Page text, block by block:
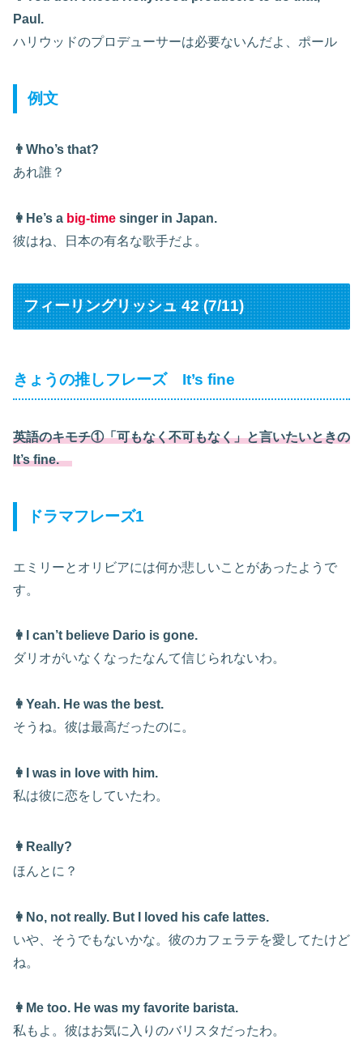
Paul.
ハリウッドのプロデューサーは必要ないんだよ、ポール
例文
👨Who’s that?
あれ誰？
👩He’s a big-time singer in Japan.
彼はね、日本の有名な歌手だよ。
フィーリングリッシュ 42 (7/11)
きょうの推しフレーズ It’s fine
英語のキモチ①「可もなく不可もなく」と言いたいときの
It’s fine.
ドラマフレーズ1
エミリーとオリビアには何か悲しいことがあったようで
す。
👩I can’t believe Dario is gone.
ダリオがいなくなったなんて信じられないわ。
👩Yeah. He was the best.
そうね。彼は最高だったのに。
👩I was in love with him.
私は彼に恋をしていたわ。
👩Really?
ほんとに？
👩No, not really. But I loved his cafe lattes.
いや、そうでもないかな。彼のカフェラテを愛してたけど
ね。
👩Me too. He was my favorite barista.
私もよ。彼はお気に入りのバリスタだったわ。